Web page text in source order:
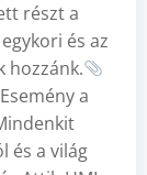
részt a
és az
hozzánk.
Esemény a
és a világ